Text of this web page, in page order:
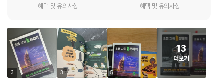
육 시장에서는 매우 큰 변화이다. 요즘 교실에서는 ‘수포자’처럼 스스로를
는 국어나 영어, 수학만큼은 아니지만 학습 만화도 읽히고 문제집으로 선
행 학습도 시키는데도 그렇다.
『초등 사회 진짜 문해력』은 새로 도입되는 초등 사회 검정 교과서를 분석
하여 집필한 개념 안내서이다. 실제로 교과서 개발에 참여한 교사로서 필
혜택 및 유의사항 혜택 및 유의사항
3 3 5
13
더보기